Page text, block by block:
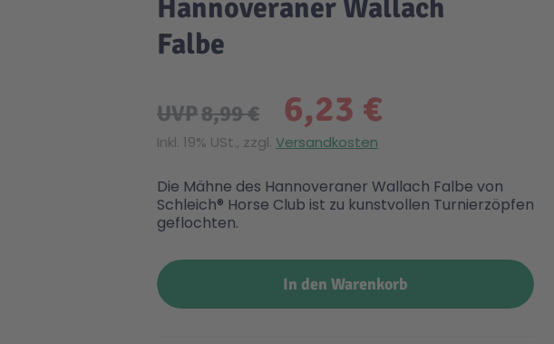
Hannoveraner Wallach
Falbe
6,23 €
UVP8,99 €
Inkl. 19% USt., zzgl. Versandkosten
Die Mähne des Hannoveraner Wallach Falbe von
Schleich® Horse Club ist zu kunstvollen Turnierzöpfen
geflochten.
In den Warenkorb